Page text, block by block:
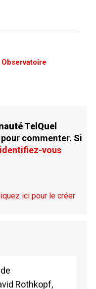
Observatoire
TelQuel
commenter. Si
identifiez-vous
ici pour le créer
Rothkopf,